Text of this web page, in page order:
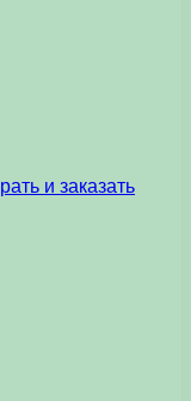
и заказать